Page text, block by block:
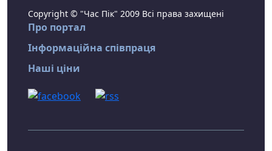
Copyright © "Час Пік" 2009 Всі права захищені
Про портал
Інформаційна співпраця
Наші ціни